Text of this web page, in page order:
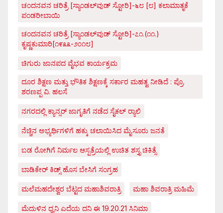
ಚಂದನವನ ಚರಿತ್ರೆ [ಸ್ಯಾಂಡಲ್‌ವುಡ್ ಸ್ಟೋರಿ]-೬೮ [೮] ಕಲಾಮಾತೃಕೆ
ಪಂಡರೀಬಾಯಿ
ಚಂದನವನ ಚರಿತ್ರೆ [ಸ್ಯಾಂಡಲ್‌ವುಡ್ ಸ್ಟೋರಿ]-೭೧.(೧೧.)
ಕೃಷ್ಣಕುಮಾರಿ[೧೯೩೩-೨೦೧೮]
ಚಿಗುರು ಜಾನಪದ ವೈಭವ ಕಾರ್ಯಕ್ರಮ
ದೂರ ಶಿಕ್ಷಣ ಮತ್ತು ಭೌತಿಕ ಶಿಕ್ಷಣಕ್ಕೆ ಸರ್ಕಾರ ಮಹತ್ವ ನೀಡಿದೆ : ಪ್ರೊ.
ಶರಣಪ್ಪ ವಿ. ಹಲಸೆ
ನಗರದಲ್ಲಿ ಕ್ಯಾನ್ಸರ್ ಜಾಗೃತಿಗೆ ನಡೆದ ಸೈಕಲ್ ರ್‍ಯಾಲಿ
ನೆಚ್ಚಿನ ಅಭ್ಯರ್ಥಿಗಳಿಗೆ ಹಕ್ಕು ಚಲಾಯಿಸಿದ ಮೈಸೂರು ಜನತೆ
ಬಡ ರೋಗಿಗೆ ನಿರ್ಮಲ ಆಸ್ಪತ್ರೆಯಲ್ಲಿ ಉಚಿತ ಶಸ್ತೃ ಚಿಕಿತ್ಸೆ
ಬಾಡಿಕೇರ್ ಕಿಡ್ಸ್ ಹೊಸ ಬೇಸಿಗೆ ಸಂಗ್ರಹ
ಮಲೆಮಹದೇಶ್ವರ ಬೆಟ್ಟದ ಮಹಾಶಿವರಾತ್ರಿ ಮಹಾ ಶಿವರಾತ್ರಿ ಮಹಿಮೆ
ಮೆದುಳಿನ ಧ್ವನಿ ಎದೆಯ ದನಿ ಈ 19.20.21 ಸಿನಿಮಾ